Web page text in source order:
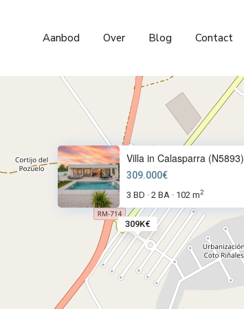
Aanbod Over Blog Contact
309K€
Villa in Calasparra (N5893)
309.000€
3 BD · 2 BA · 102 m2